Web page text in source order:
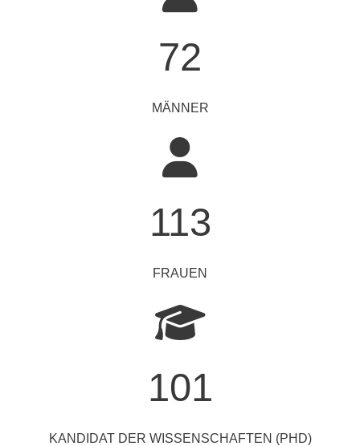
72
MÄNNER
113
FRAUEN
101
KANDIDAT DER WISSENSCHAFTEN (PHD)